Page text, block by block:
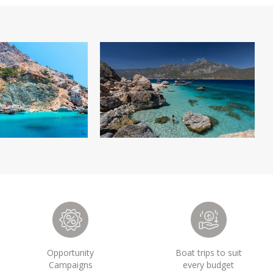
Opportunity
Campaigns
Boat trips to suit
every budget